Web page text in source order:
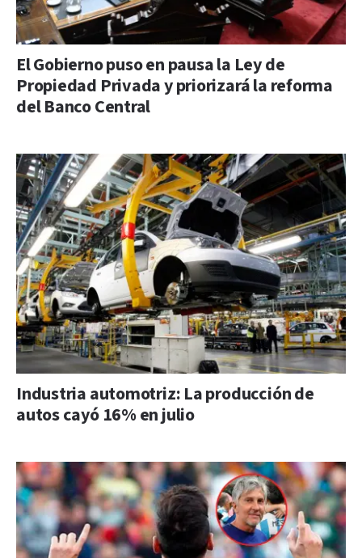
El Gobierno puso en pausa la Ley de
Propiedad Privada y priorizará la reforma
del Banco Central
Industria automotriz: La producción de
autos cayó 16% en julio